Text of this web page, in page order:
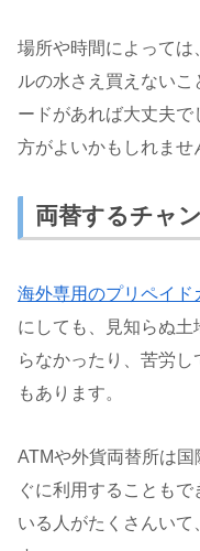
場所や時間によっては
ルの水さえ買えない
ードがあれば大丈夫
方がよいかもしれませ
両替するチャ
海外専用のプリペイド
にしても、見知らぬ
らなかったり、苦労
もあります。
ATMや外貨両替所は
ぐに利用することも
いる人がたくさんいて